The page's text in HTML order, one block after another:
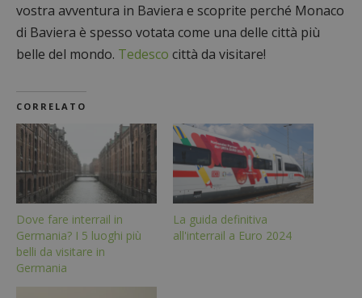
vostra avventura in Baviera e scoprite perché Monaco
di Baviera è spesso votata come una delle città più
belle del mondo. Tedesco città da visitare!
CORRELATO
Dove fare interrail in
Germania? I 5 luoghi più
belli da visitare in
Germania
La guida definitiva
all'interrail a Euro 2024